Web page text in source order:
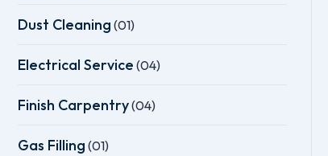
Dust Cleaning (01)
Electrical Service (04)
Finish Carpentry(04)
Gas Filling (01)